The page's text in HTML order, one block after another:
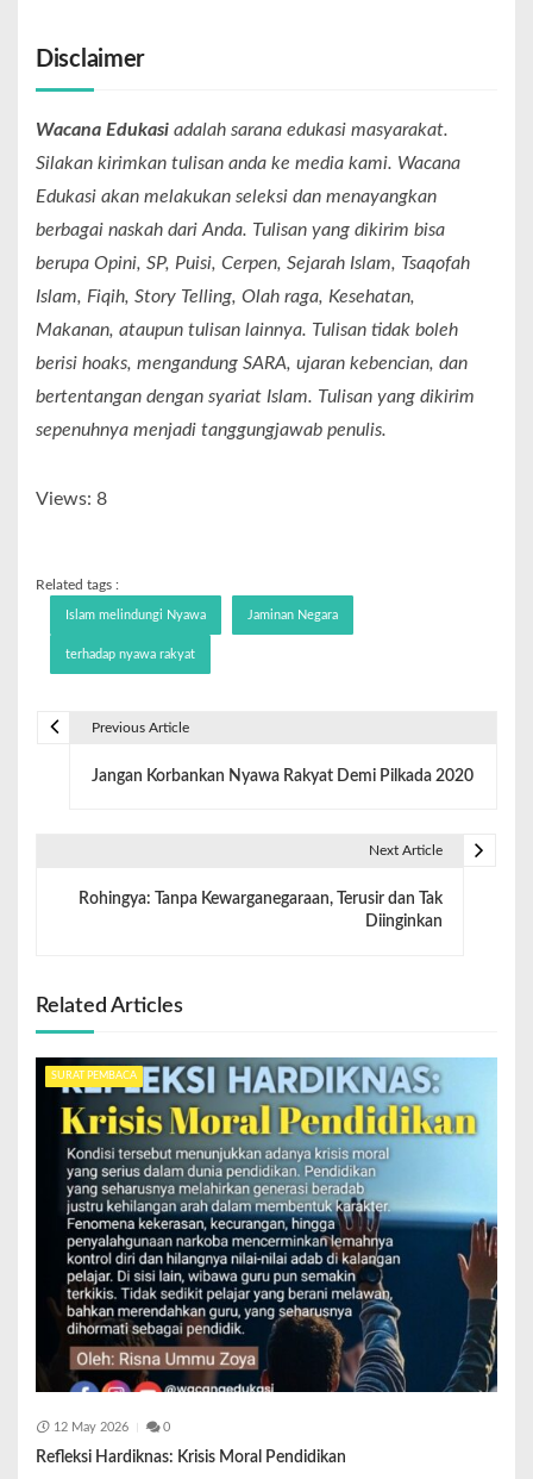
Disclaimer
Wacana Edukasi adalah sarana edukasi masyarakat.
Silakan kirimkan tulisan anda ke media kami. Wacana
Edukasi akan melakukan seleksi dan menayangkan
berbagai naskah dari Anda. Tulisan yang dikirim bisa
berupa Opini, SP, Puisi, Cerpen, Sejarah Islam, Tsaqofah
Islam, Fiqih, Story Telling, Olah raga, Kesehatan,
Makanan, ataupun tulisan lainnya. Tulisan tidak boleh
berisi hoaks, mengandung SARA, ujaran kebencian, dan
bertentangan dengan syariat Islam. Tulisan yang dikirim
sepenuhnya menjadi tanggungjawab penulis.
Views: 8
Related tags :
Islam melindungi Nyawa Jaminan Negara
terhadap nyawa rakyat
Previous Article
Jangan Korbankan Nyawa Rakyat Demi Pilkada 2020
Next Article
Rohingya: Tanpa Kewarganegaraan, Terusir dan Tak
Diinginkan
Related Articles
SURAT PEMBACA
12 May 2026 0
Refleksi Hardiknas: Krisis Moral Pendidikan